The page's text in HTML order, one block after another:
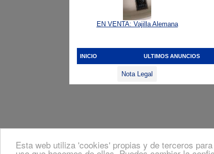
Esta web utiliza 'cookies' propias y de terceros
EN VENTA: Vajilla Alemana
INICIO ULTIMOS ANUNCIOS
Nota Legal